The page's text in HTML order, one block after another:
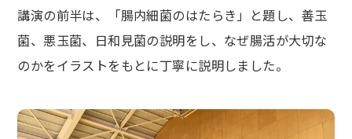
講演の前半は、「腸内細菌のはたらき」と題し、善玉
菌、悪玉菌、日和見菌の説明をし、なぜ腸活が大切な
のかをイラストをもとに丁寧に説明しました。